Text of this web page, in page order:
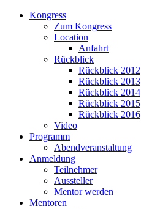
Kongress
Zum Kongress
Location
Anfahrt
Rückblick
Rückblick 2012
Rückblick 2013
Rückblick 2014
Rückblick 2015
Rückblick 2016
Video
Programm
Abendveranstaltung
Anmeldung
Teilnehmer
Aussteller
Mentor werden
Mentoren